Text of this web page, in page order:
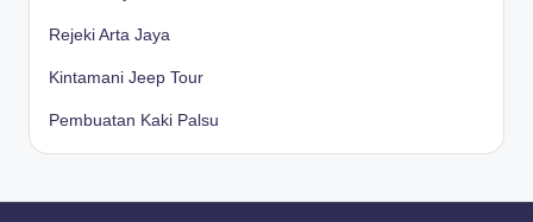
Rejeki Arta Jaya
Kintamani Jeep Tour
Pembuatan Kaki Palsu